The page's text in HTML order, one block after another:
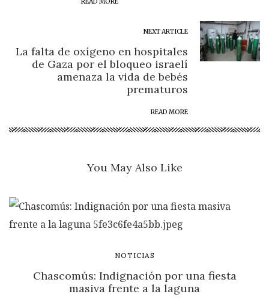
READ MORE
NEXT ARTICLE
La falta de oxígeno en hospitales
de Gaza por el bloqueo israelí
amenaza la vida de bebés
prematuros
READ MORE
You May Also Like
NOTICIAS
Chascomús: Indignación por una fiesta
masiva frente a la laguna